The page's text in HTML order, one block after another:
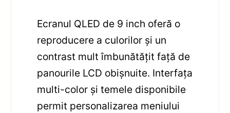
Ecranul QLED de 9 inch oferă o
reproducere a culorilor și un
contrast mult îmbunătățit față de
panourile LCD obișnuite. Interfața
multi-color și temele disponibile
permit personalizarea meniului